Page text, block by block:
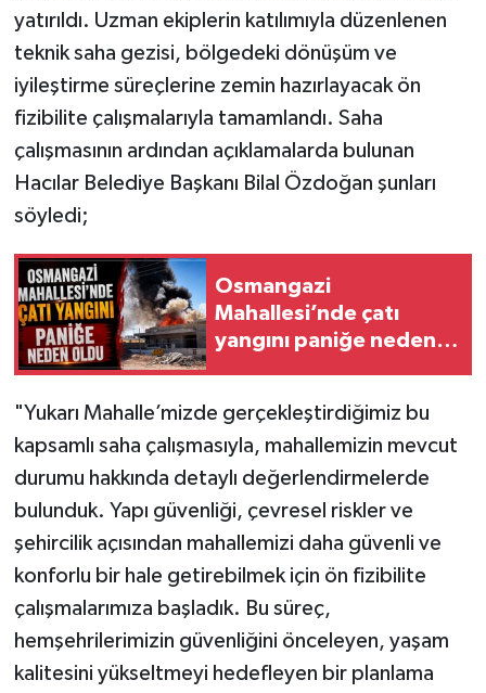
yatırıldı. Uzman ekiplerin katılımıyla düzenlenen
teknik saha gezisi, bölgedeki dönüşüm ve
iyileştirme süreçlerine zemin hazırlayacak ön
fizibilite çalışmalarıyla tamamlandı. Saha
çalışmasının ardından açıklamalarda bulunan
Hacılar Belediye Başkanı Bilal Özdoğan şunları
söyledi;
Osmangazi
Mahallesi’nde çatı
yangını paniğe neden
"Yukarı Mahalle’mizde gerçekleştirdiğimiz bu
kapsamlı saha çalışmasıyla, mahallemizin mevcut
durumu hakkında detaylı değerlendirmelerde
bulunduk. Yapı güvenliği, çevresel riskler ve
şehircilik açısından mahallemizi daha güvenli ve
konforlu bir hale getirebilmek için ön fizibilite
çalışmalarımıza başladık. Bu süreç,
hemşehrilerimizin güvenliğini önceleyen, yaşam
kalitesini yükseltmeyi hedefleyen bir planlama